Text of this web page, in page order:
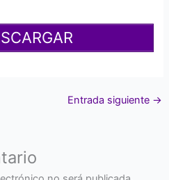
Entrada siguiente →